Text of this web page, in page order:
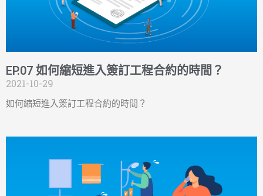
EP.07 如何縮短進入簽訂工程合約的時間？
2021-10-29
如何縮短進入簽訂工程合約的時間？